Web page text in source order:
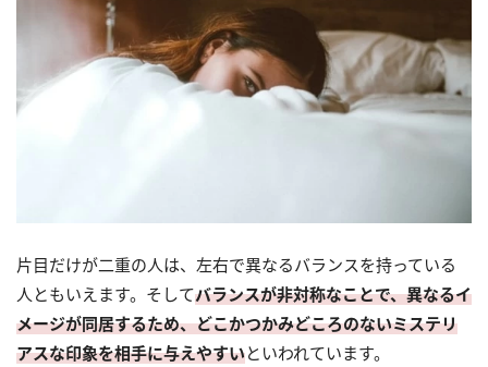
片目だけが二重の人は、左右で異なるバランスを持っている
人ともいえます。そしてバランスが非対称なことで、異なるイ
メージが同居するため、どこかつかみどころのないミステリ
アスな印象を相手に与えやすいといわれています。